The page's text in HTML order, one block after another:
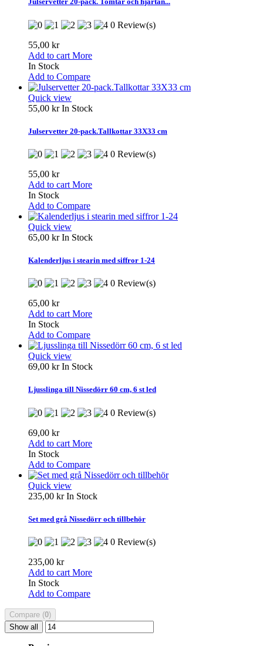
0 Review(s)
55,00 kr
Add to cart More
In Stock
Add to Compare
Quick view
55,00 krIn Stock
Julservetter 20-pack.Tallkottar 33X33 cm
0 Review(s)
55,00 kr
Add to cart More
In Stock
Add to Compare
Quick view
65,00 krIn Stock
Kalenderljus i stearin med siffror 1-24
0 Review(s)
65,00 kr
Add to cart More
In Stock
Add to Compare
Quick view
69,00 krIn Stock
Ljusslinga till Nissedörr 60 cm, 6 st led
0 Review(s)
69,00 kr
Add to cart More
In Stock
Add to Compare
Quick view
235,00 krIn Stock
Set med grå Nissedörr och tillbehör
0 Review(s)
235,00 kr
Add to cart More
In Stock
Add to Compare
Compare (0)
Show all